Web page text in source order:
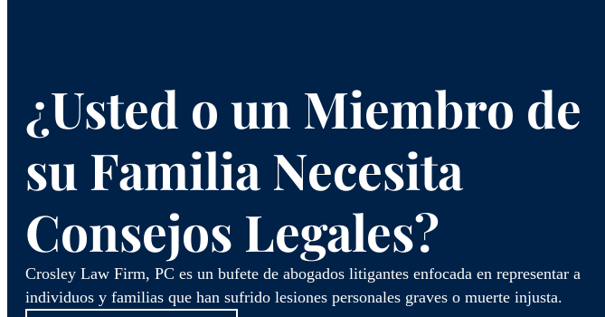
¿Usted o un Miembro de
su Familia Necesita
Consejos Legales?
Crosley Law Firm, PC es un bufete de abogados litigantes enfocada en representar a
individuos y familias que han sufrido lesiones personales graves o muerte injusta.